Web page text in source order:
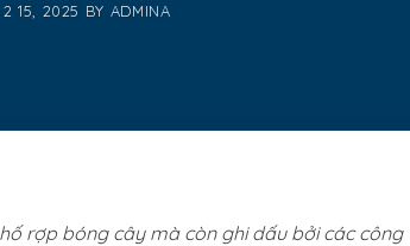
15, 2025 BY ADMINA
rợp bóng cây mà còn ghi dấu bởi các công